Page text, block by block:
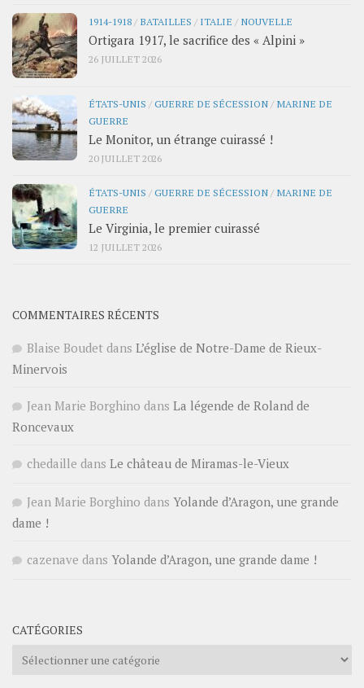
1914-1918 / BATAILLES / ITALIE / NOUVELLE
Ortigara 1917, le sacrifice des « Alpini »
26 JUILLET 2026
ÉTATS-UNIS /GUERRE DE SÉCESSION / MARINE DE
GUERRE
Le Monitor, un étrange cuirassé !
20 JUILLET 2026
ÉTATS-UNIS /GUERRE DE SÉCESSION / MARINE DE
GUERRE
Le Virginia, le premier cuirassé
12 JUILLET 2026
COMMENTAIRES RÉCENTS
Blaise Boudet dans L’église de Notre-Dame de Rieux-
Minervois
Jean Marie Borghino dans La légende de Roland de
Roncevaux
chedaille dans Le château de Miramas-le-Vieux
Jean Marie Borghino dans Yolande d’Aragon, une grande
dame !
cazenave dans Yolande d’Aragon, une grande dame !
CATÉGORIES
Catégories